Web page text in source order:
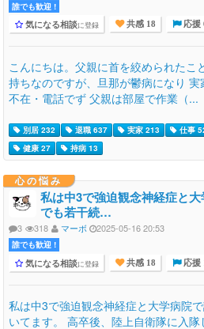
誰でも歓迎 !
気になる相談に登録 共感 18 応援
こんにちは。父親に首を絞められたこ
持ちなのですが、旦那が鬱病になり
不在・電話でず 父親は部屋で作業（...
別居 232 退職 637 実家 213 仕事
健康 27
持病 13
心の悩み
私は中3で強迫観念神経症と
でも若干続…
3 318 マーボ 2025-05-16 20:53
誰でも歓迎 !
気になる相談に登録 共感 18 応援
私は中3で強迫観念神経症と大学病院
いてます。 高卒後、陸上自衛隊に入隊